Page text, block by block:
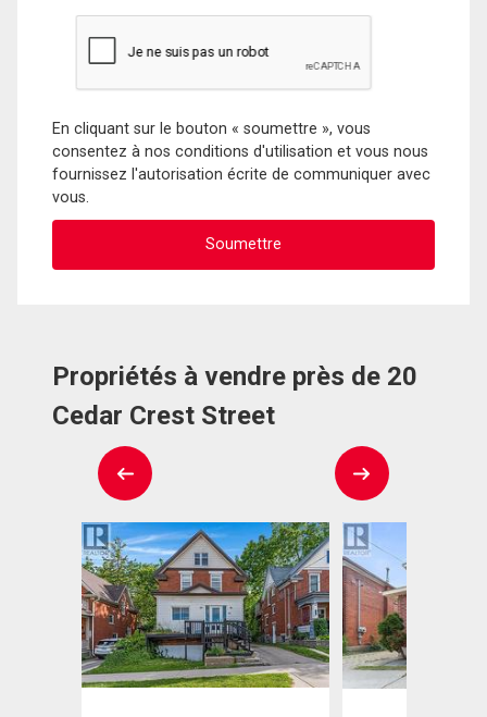
En cliquant sur le bouton « soumettre », vous
consentez à nos conditions d'utilisation et vous nous
fournissez l'autorisation écrite de communiquer avec
vous.
Propriétés à vendre près de 20
Cedar Crest Street